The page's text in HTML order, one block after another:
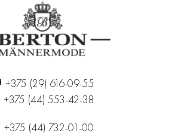
+375 (29) 616-09-55
+375 (44) 553-42-38
+375 (44) 732-01-00